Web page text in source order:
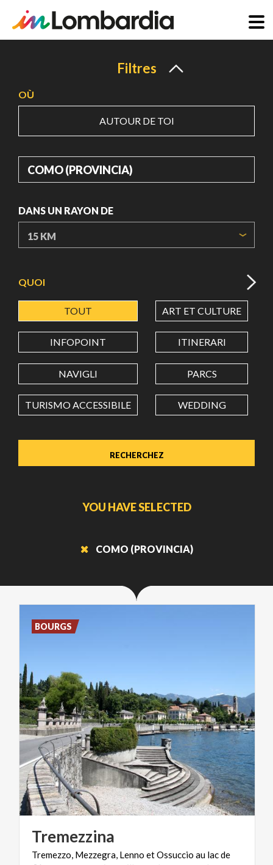
principal
Filtres
OÙ
AUTOUR DE TOI
OÙ
DANS UN RAYON DE
LATITUDE
LONGITUDE
Value in decimal degrees. Use dot (.) as decimal separator.
QUOI
TOUT ART ET CULTURE
INFOPOINT ITINERARI
NAVIGLI PARCS
TURISMO ACCESSIBILE WEDDING
YOU HAVE SELECTED
COMO (PROVINCIA)
Tremezzina
Tremezzo, Mezzegra, Lenno et Ossuccio au lac de
BOURGS